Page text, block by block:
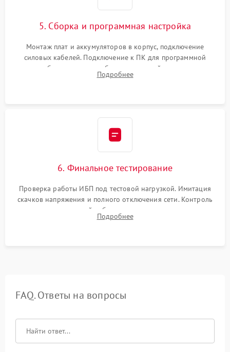
5. Сборка и программная настройка
Монтаж плат и аккумуляторов в корпус, подключение
силовых кабелей. Подключение к ПК для программной
калибровки констант батареи, настройки порогов
срабатывания AVR и сброса счетчиков старения АКБ.
Подробнее
6. Финальное тестирование
Проверка работы ИБП под тестовой нагрузкой. Имитация
скачков напряжения и полного отключения сети. Контроль
времени автономной работы, температурного режима и
корректности формы выходного сигнала.
Подробнее
FAQ. Ответы на вопросы